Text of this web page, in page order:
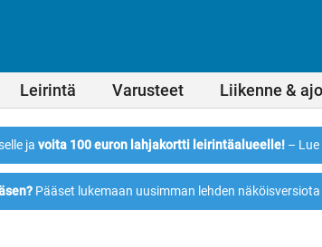
Leirintä Varusteet Liikenne &
ja voita 100 euron lahjakortti leirintäalueelle! – Lue
Pääset lukemaan uusimman lehden näköisversiota